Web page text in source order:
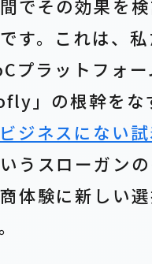
でその効果を
す。これは、
プラットフォー
」の根幹をな
ビジネスにない
うスローガン
体験に新しい